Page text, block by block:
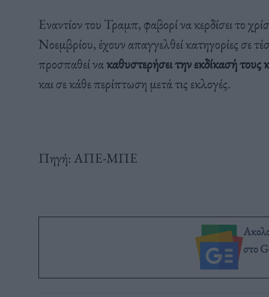
Εναντίον του Τραμπ, φαβορί να κερδίσει το
Νοεμβρίου, έχουν απαγγελθεί κατηγορίες σε
προσπαθεί νακαθυστερήσει την εκδίκασή
και σε κάθε περίπτωση μετά τις εκλογές.
Πηγή: ΑΠΕ-ΜΠΕ
στο